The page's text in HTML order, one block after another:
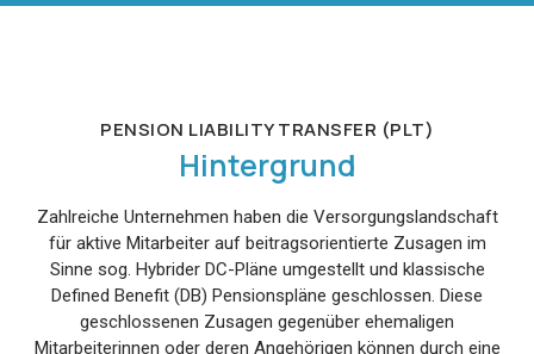
PENSION LIABILITY TRANSFER (PLT)
Hintergrund
Zahlreiche Unternehmen haben die Versorgungslandschaft
für aktive Mitarbeiter auf beitragsorientierte Zusagen im
Sinne sog. Hybrider DC-Pläne umgestellt und klassische
Defined Benefit (DB) Pensionspläne geschlossen. Diese
geschlossenen Zusagen gegenüber ehemaligen
Mitarbeiterinnen oder deren Angehörigen können durch eine